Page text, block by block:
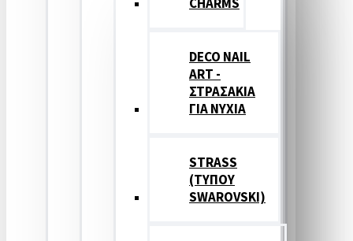
DECO NAIL
ART -
ΣΤΡΑΣΑΚΙΑ
ΓΙΑ ΝΥΧΙΑ
STRASS
(ΤΥΠΟΥ
SWAROVSKI)